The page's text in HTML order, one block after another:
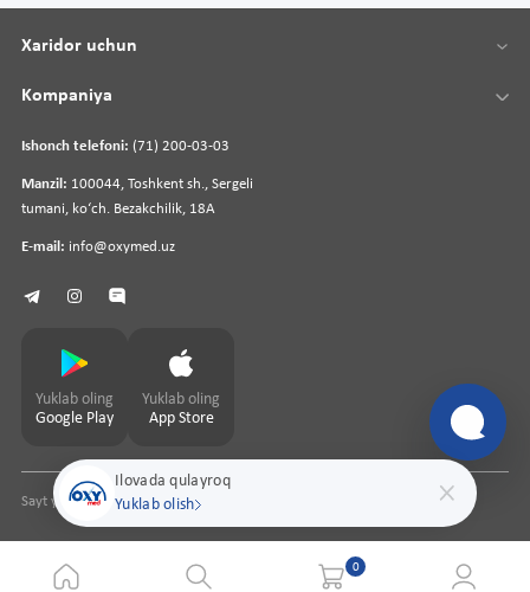
Ilovada qulayroq
Yuklab olish
Ishonch telefoni: (71) 200-03-03
Manzil: 100044, Toshkent sh., Sergeli
tumani, koʻch. Bezakchilik, 18A
E-mail: info@oxymed.uz
Xaridor uchun
Kompaniya
Yuklab oling
Google Play
Yuklab oling
App Store
Sayt yaratuvchipharmit.uz
0